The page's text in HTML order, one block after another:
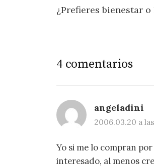
de
¿Prefieres bienestar
4 comentarios
angeladini
2006.03.20 a
Yo si me lo compran
interesado, al menos